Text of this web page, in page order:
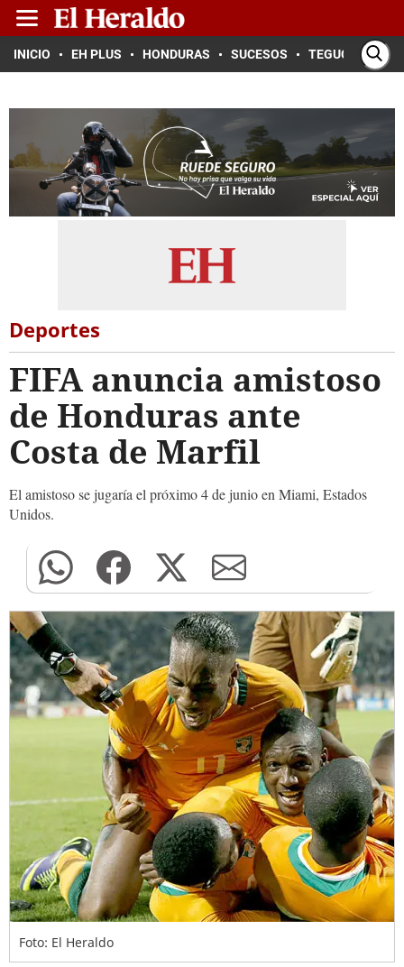
INICIO EH PLUS HONDURAS SUCESOS TEGUCIGALPA
Deportes
FIFA anuncia amistoso
de Honduras ante
Costa de Marfil
El amistoso se jugaría el próximo 4 de junio en Miami, Estados
Unidos.
Foto: El Heraldo